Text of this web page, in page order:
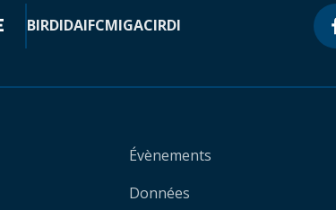
BIRDIDAIFCMIGACIRDI
Évènements
Données